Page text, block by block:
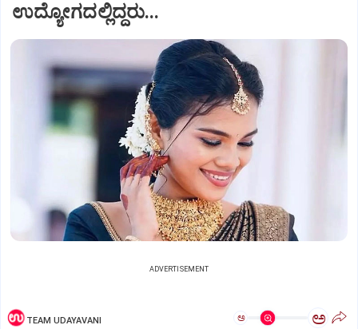
ಉದ್ಯೋಗದಲ್ಲಿದ್ದರು...
ADVERTISEMENT
TEAM UDAYAVANI ಅ ಅ